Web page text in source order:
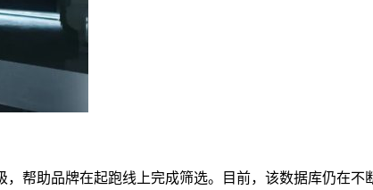
帮助品牌在起跑线上完成筛选。目前，该数据库仍在不断